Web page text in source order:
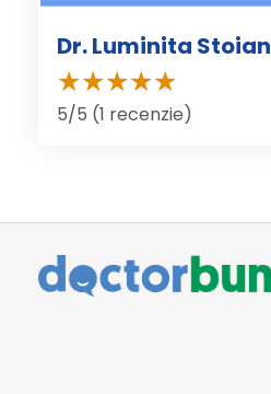
Dr. Luminita Stoian
5/5 (1 recenzie)